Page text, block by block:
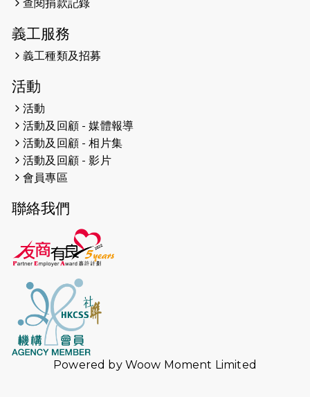
查閱捐款記錄
義工服務
義工種類及招募
活動
活動
活動及回顧 - 媒體報導
活動及回顧 - 相片集
活動及回顧 - 影片
會員專區
聯絡我們
Powered by Woow Moment Limited